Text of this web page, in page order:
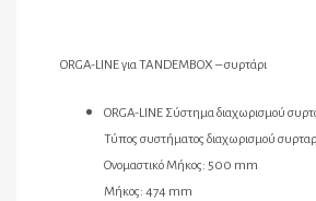
ORGA-LINE για TANDEMBOX – συρτάρι
ORGA-LINE Σύστημα διαχωρισμού
Τύπος συστήματος διαχωρισμού
Ονομαστικό Μήκος: 500 mm
Μήκος: 474 mm